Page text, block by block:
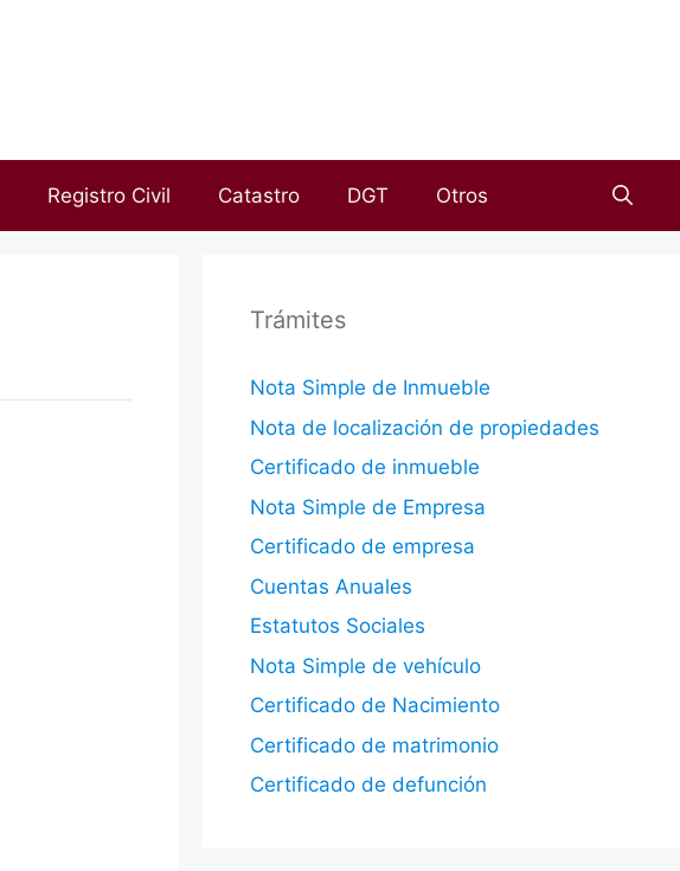
Registro Civil Catastro DGT Otros
Trámites
Nota Simple de Inmueble
Nota de localización de propiedades
Certificado de inmueble
Nota Simple de Empresa
Certificado de empresa
Cuentas Anuales
Estatutos Sociales
Nota Simple de vehículo
Certificado de Nacimiento
Certificado de matrimonio
Certificado de defunción